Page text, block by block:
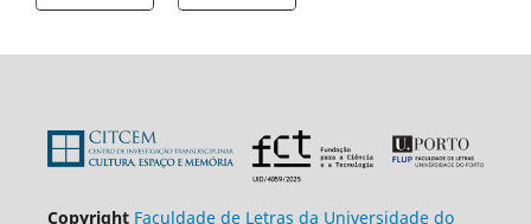
Copyright Faculdade de Letras da Universidade do